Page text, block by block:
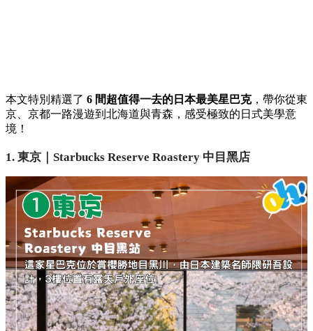
本文特別精選了 6 間超值得一去的日本最美星巴克，帶你從東
京、京都一路漫遊到北海道與青森，感受極致的日式美學意
境！
1. 東京｜Starbucks Reserve Roastery 中目黑店